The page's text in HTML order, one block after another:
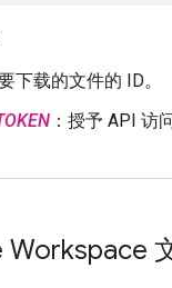
要下载的文件的 ID。
：授予 API 访